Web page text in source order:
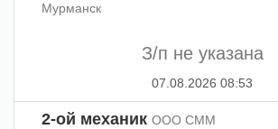
Мурманск
З/п не указана
07.08.2026 08:53
2-ой механик ООО СММ